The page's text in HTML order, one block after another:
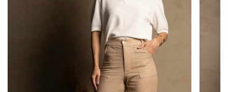
As fotos não passam por edição; entretanto, a
iluminação do ambiente pode alterar a
percepção da tonalidade da peça.
Tecido e Composição